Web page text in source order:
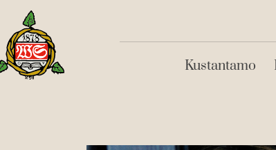
Kustantamo